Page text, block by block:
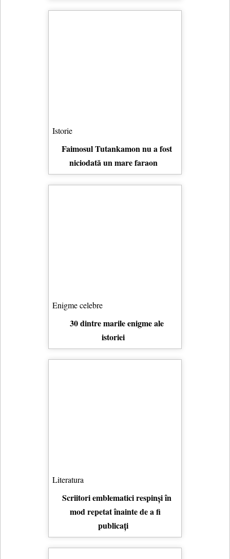
Istorie
Faimosul Tutankamon nu a fost
niciodată un mare faraon
Enigme celebre
30 dintre marile enigme ale
istoriei
Literatura
Scriitori emblematici respinși în
mod repetat înainte de a fi
publicați